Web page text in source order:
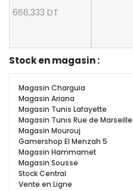
666,333 DT
Stock en magasin :
Magasin Charguia
Magasin Ariana
Magasin Tunis Lafayette
Magasin Tunis Rue de Marseille
Magasin Mourouj
Gamershop El Menzah 5
Magasin Hammamet
Magasin Sousse
Stock Central
Vente en Ligne